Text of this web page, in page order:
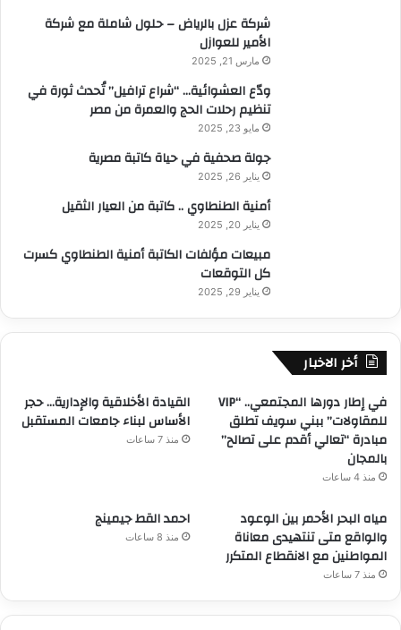
شركة عزل بالرياض – حلول شاملة مع شركة
الأمير للعوازل
مارس 21, 2025
ودّع العشوائية… “شراع ترافيل” تُحدث ثورة في
تنظيم رحلات الحج والعمرة من مصر
مايو 23, 2025
جولة صحفية في حياة كاتبة مصرية
يناير 26, 2025
أمنية الطنطاوي .. كاتبة من العيار الثقيل
يناير 20, 2025
مبيعات مؤلفات الكاتبة أمنية الطنطاوي كسرت
كل التوقعات
يناير 29, 2025
أخر الاخبار
في إطار دورها المجتمعي.. “VIP
للمقاولات” ببني سويف تطلق
مبادرة “تعالي أقدم على تصالح”
بالمجان
منذ 4 ساعات
القيادة الأخلاقية والإدارية… حجر
الأساس لبناء جامعات المستقبل
منذ 7 ساعات
مياه البحر الأحمر بين الوعود
والواقع متى تنتهيدى معاناة
المواطنين مع الانقطاع المتكرر
منذ 7 ساعات
احمد القط جيمينج
منذ 8 ساعات